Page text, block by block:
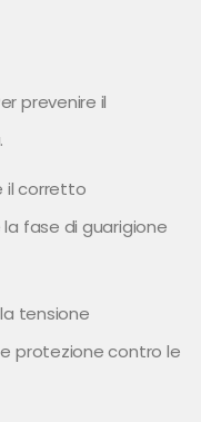
prevenire il
il corretto
fase di guarigione
tensione
protezione contro le